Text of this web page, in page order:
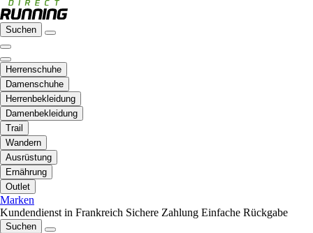
Suchen
Herrenschuhe
Damenschuhe
Herrenbekleidung
Damenbekleidung
Trail
Wandern
Ausrüstung
Ernährung
Outlet
Marken
Kundendienst in Frankreich Sichere Zahlung Einfache Rückgabe
Suchen